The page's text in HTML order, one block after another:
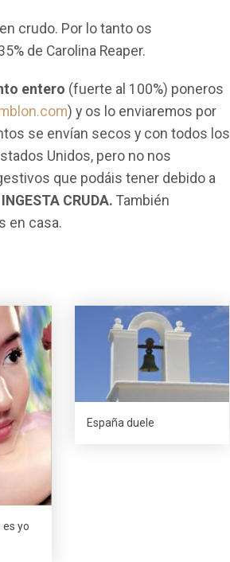
crudo. Por lo tanto os
de Carolina Reaper.
entero (fuerte al 100%) poneros
) y os lo enviaremos por
se envían secos y con todos los
Unidos, pero no nos
que podáis tener debido a
CRUDA. También
en casa.
es yo
España duele